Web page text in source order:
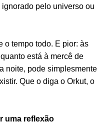
pelo universo ou
o tempo todo. E pior: às
está à mercê de
noite, pode simplesmente
Que o diga o Orkut, o
uma reflexão